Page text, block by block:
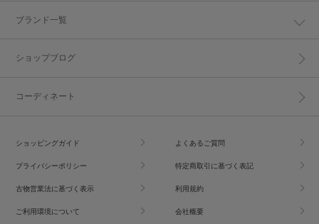
ブランド一覧
ショップブログ
コーディネート
ショッピングガイド よくあるご質問
プライバシーポリシー 特定商取引に基づく表記
古物営業法に基づく表示 利用規約
ご利用環境について 会社概要